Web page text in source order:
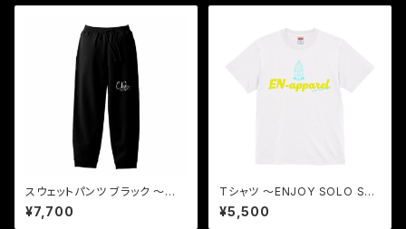
スウェットパンツ ブラック 〜乱
線 ransen〜
¥7,700
Tシャツ 〜ENJOY SOLO SA
UNA〜
¥5,500